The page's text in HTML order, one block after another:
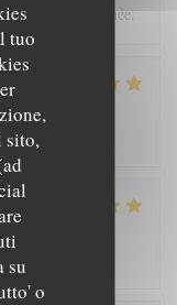
tuo
sito,
su
o
bien dimensionnée.
/ Prezzo